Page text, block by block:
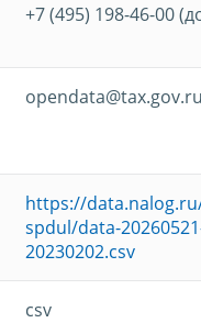
+7 (495) 198-46-00
https://
spdul/data-
20230202.csv
csv